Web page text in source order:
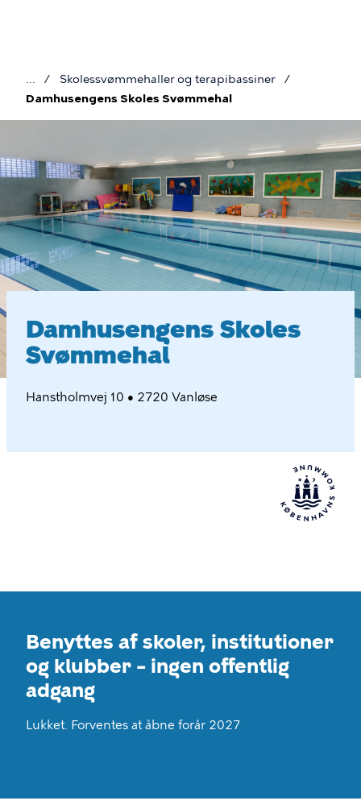
Brødkrumme
Skolessvømmehaller og terapibassiner
Damhusengens Skoles Svømmehal
Damhusengens
Skoles
Svømmehal
Damhusengens Skoles
Svømmehal
Hanstholmvej 10 • 2720 Vanløse
Benyttes af skoler, institutioner
og klubber – ingen offentlig
adgang
Lukket. Forventes at åbne forår 2027